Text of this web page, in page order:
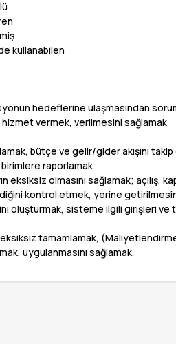
kullanabilen
hedeflerine ulaşmasından
vermek, verilmesini sağlamak
bütçe ve gelir/gider akışını
raporlamak
eksiksiz olmasını sağlamak; açılış,
kontrol etmek, yerine
oluşturmak, sisteme ilgili girişleri ve
tamamlamak,
uygulanmasını sağlamak.